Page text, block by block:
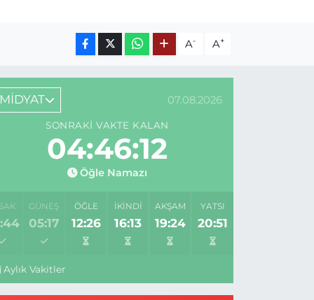
A- A+
MİDYAT 07.08.2026
SONRAKI VAKTE KALAN
04:46:12
Öğle Namazı
GÜNEŞ
05:17
ÖĞLE
12:26
İKINDI
16:13
AKŞAM
19:24
YATSI
20:51
Aylık Vakitler